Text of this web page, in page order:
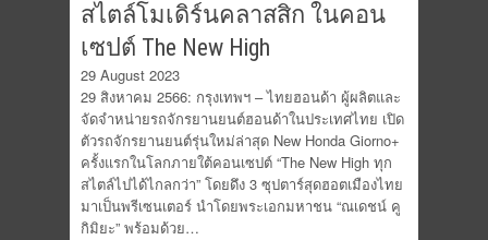
สไตล์โมเดิร์นคลาสสิก ในคอน
เซปต์ The New High
29 August 2023
29 สิงหาคม 2566: กรุงเทพฯ – ไทยฮอนด้า ผู้ผลิตและ
จัดจำหน่ายรถจักรยานยนต์ฮอนด้าในประเทศไทย เปิด
ตัวรถจักรยานยนต์รุ่นใหม่ล่าสุด New Honda Giorno+
ครั้งแรกในโลกภายใต้คอนเซปต์ “The New High ทุก
สไตล์ไปได้ไกลกว่า” โดยดึง 3 ซุปตาร์สุดฮอตเมืองไทย
มาเป็นพรีเซนเตอร์ นำโดยพระเอกมหาชน “ณเดชน์ คู
กิมิยะ” พร้อมด้วย…